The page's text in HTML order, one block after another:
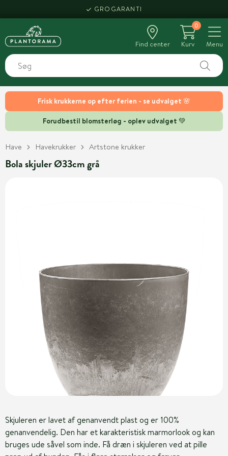
Frisk krukkerne op efter ferien - se udvalget 🌸
Forudbestil blomsterløg - oplev udvalget 💚
GROGARANTI
Find center
0
Kurv
Menu
Have Havekrukker Artstone krukker
Bola skjuler Ø33cm grå
Skjuleren er lavet af genanvendt plast og er 100%
genanvendelig. Den har et karakteristisk marmorlook og kan
bruges ude såvel som inde. Få dræn i skjuleren ved at pille